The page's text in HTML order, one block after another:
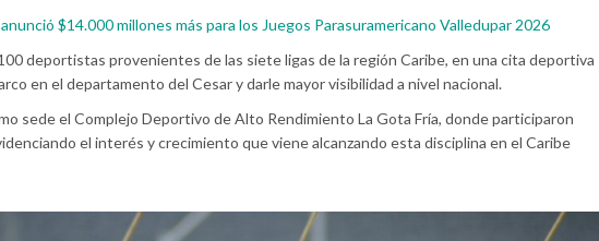
$14.000 millones más para los Juegos Parasuramericano Valledupar 2026
deportistas provenientes de las siete ligas de la región Caribe, en una cita deportiva
en el departamento del Cesar y darle mayor visibilidad a nivel nacional.
sede el Complejo Deportivo de Alto Rendimiento La Gota Fría, donde participaron
el interés y crecimiento que viene alcanzando esta disciplina en el Caribe